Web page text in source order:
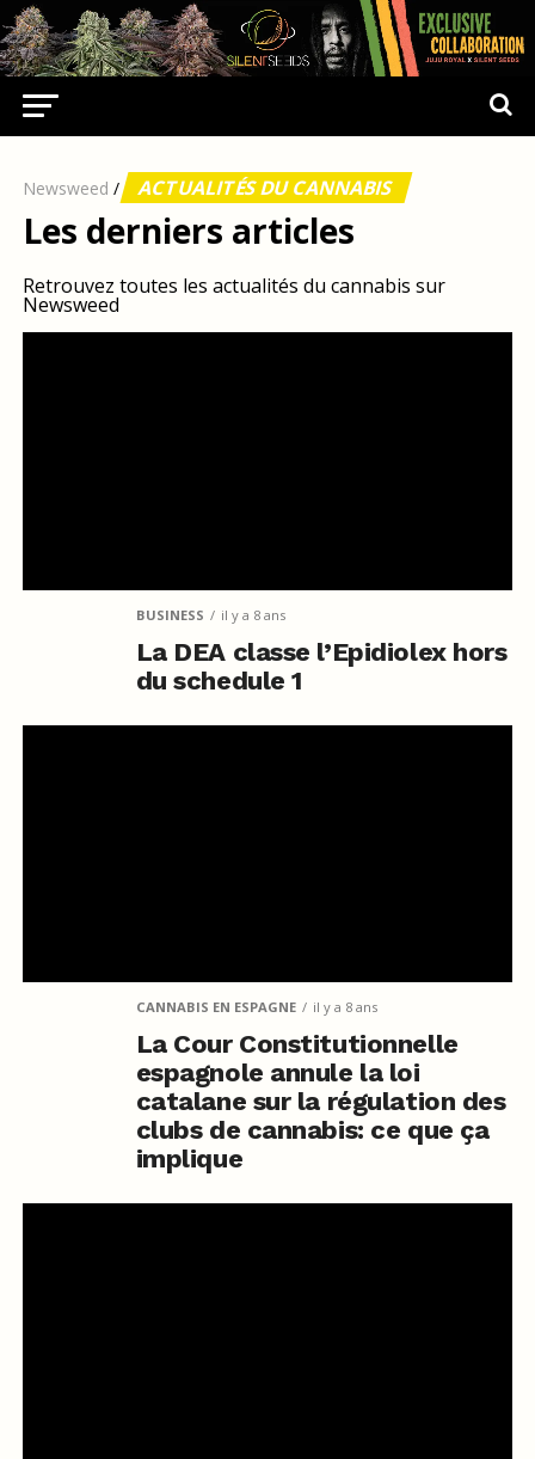
Newsweed / ACTUALITÉS DU CANNABIS
Les derniers articles
Retrouvez toutes les actualités du cannabis sur
Newsweed
BUSINESS il y a 8 ans
La DEA classe l’Epidiolex hors
du schedule 1
CANNABIS EN ESPAGNE il y a 8 ans
La Cour Constitutionnelle
espagnole annule la loi
catalane sur la régulation des
clubs de cannabis: ce que ça
implique